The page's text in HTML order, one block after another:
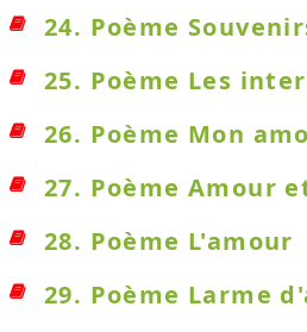
24. Poème
25. Poème Les
26. Poème Mon
27. Poème Amour
28. Poème L'amour
29. Poème Larme